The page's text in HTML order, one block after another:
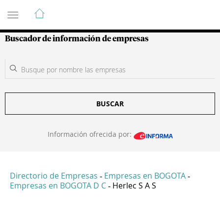
Guía de Empresas Colombianas
Buscador de información de empresas
BUSCAR
Información ofrecida por:
Directorio de Empresas - Empresas en BOGOTA -
Empresas en BOGOTA D C - Herlec S A S